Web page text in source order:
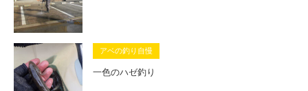
アベの釣り自慢
一色のハゼ釣り